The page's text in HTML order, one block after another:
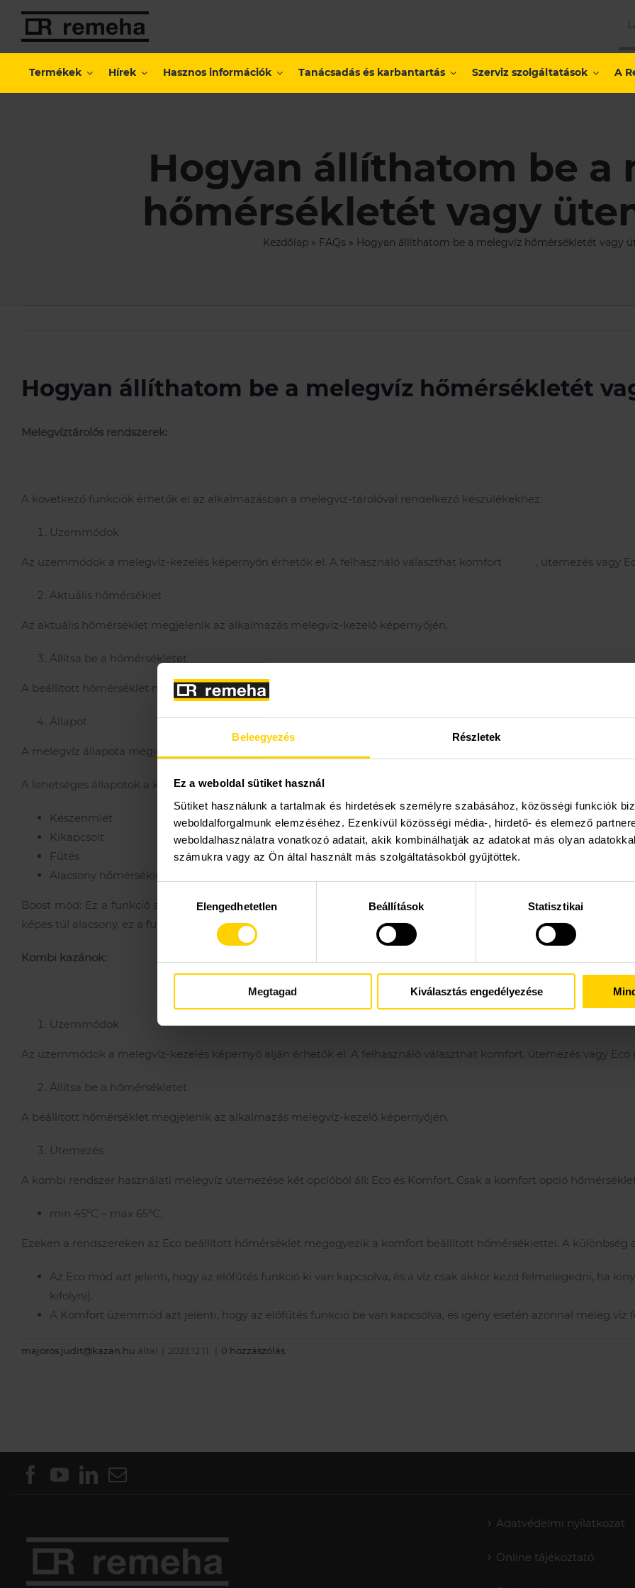
Beleegyezés Részletek
Ez a weboldal sütiket használ
Sütiket használunk a tartalmak és hirdetések személyre szabásához, közösségi funkciók
weboldalforgalmunk elemzéséhez. Ezenkívül közösségi média-, hirdető- és elemező
weboldalhasználatra vonatkozó adatait, akik kombinálhatják az adatokat más olyan
számukra vagy az Ön által használt más szolgáltatásokból gyűjtöttek.
kiválasztásaElengedhetetlen Beállítások Statisztikai
Megtagad Kiválasztás engedélyezése
Kihagyás
Termékek Hírek Hasznos információk Tanácsadás és karbantartás Szerviz szolgáltatások A
Hogyan állíthatom be a
hőmérsékletét vagy
Kezdőlap» FAQs » Hogyan állíthatom be a melegvíz hőmérsékletét vagy
Hogyan állíthatom be a melegvíz hőmérsékletét
Melegvíztárolós rendszerek:
A következő funkciók érhetők el az alkalmazásban a melegvíz-tárolóval rendelkező készülékekhez:
Üzemmódok
Az üzemmódok a melegvíz-kezelés képernyőn érhetők el. A felhasználó választhat komfort , ütemezés vagy
Aktuális hőmérséklet
Az aktuális hőmérséklet megjelenik az alkalmazás melegvíz-kezelő képernyőjén.
Állítsa be a hőmérsékletet
A beállított hőmérséklet megjelenik az alkalmazás melegvíz-kezelő képernyőjén.
Állapot
A melegvíz állapota megjelenik az alkalmazás melegvíz-kezelési képernyőjén, és leírja a HMV primer zóna aktuális
A lehetséges állapotok a következők:
Készenmlét
Kikapcsolt
Fűtés
Alacsony hőmérséklet
Boost mód: Ez a funkció a melegvíz-kezelés képernyőn érhető el és ez egy ideiglenes vízhőmérséklet-változás.
képes túl alacsony, ez a funkció lehetővé teszi a melegvíz gyors előállítását. A funkcióhoz tartozó felfűtési idő 30
Kombi kazánok:
Üzemmódok
Az üzemmódok a melegvíz-kezelés képernyő alján érhetők el. A felhasználó választhat komfort, ütemezés vagy Eco
Állítsa be a hőmérsékletet
A beállított hőmérséklet megjelenik az alkalmazás melegvíz-kezelő képernyőjén.
Ütemezés
A kombi rendszer használati melegvíz ütemezése két opcióból áll: Eco és Komfort. Csak a komfort opció
min 45°C – max 65°C.
Ezeken a rendszereken az Eco beállított hőmérséklet megegyezik a komfort beállított hőmérséklettel. A különbség
Az Eco mód azt jelenti, hogy az előfűtés funkció ki van kapcsolva, és a víz csak akkor kezd felmelegedni, ha
kifolyni).
A Komfort üzemmód azt jelenti, hogy az előfűtés funkció be van kapcsolva, és igény esetén azonnal meleg víz
majoros.judit@kazan.hu által 2023.12.11. 0 hozzászólás
Adatvédelmi nyilatkozat
Online tájékoztató